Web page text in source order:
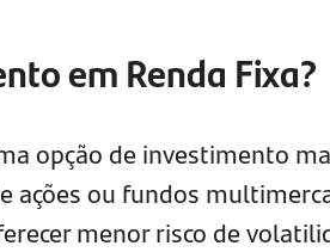
em Renda Fixa?
opção de investimento
ações ou fundos
menor risco de